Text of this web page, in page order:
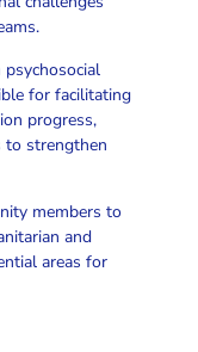
for facilitating
progress,
to strengthen
members to
and
areas for